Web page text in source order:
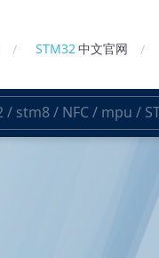
STM32中文官网